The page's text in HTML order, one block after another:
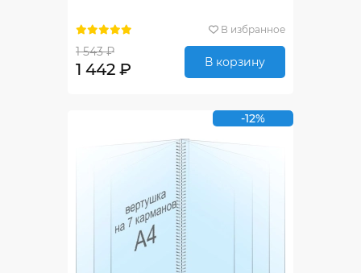
В избранное
1 543 ₽
1 442 ₽ В корзину
-12%